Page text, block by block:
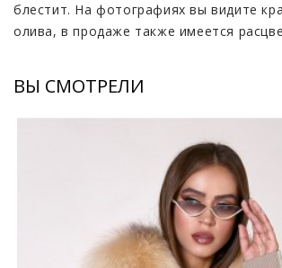
блестит. На фотографиях вы видите
олива, в продаже также имеется
Итальянский текстиль высокого
роскошного халата с мехом лисицы.
лишнего. Минималистичный дизайн без
дополнительных аксессуаров. В целом
выглядит строгим, его можно назвать
неформальным. Здесь отлично
который подчеркивает фигуру и
ВЫ СМОТРЕЛИ